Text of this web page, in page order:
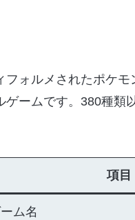
フォルメされたポケ
ゲームです。380種類
項目
ム名